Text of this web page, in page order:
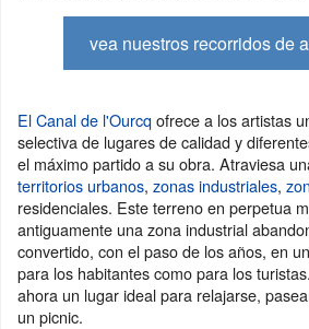
vea nuestros recorridos de
El Canal de l'Ourcqofrece a los artistas
selectiva de lugares de calidad y
el máximo partido a su obra. Atraviesa
territorios urbanos, zonas industriales,
residenciales. Este terreno en perpetua
antiguamente una zona industrial
convertido, con el paso de los años, en
para los habitantes como para los
ahora un lugar ideal para relajarse,
un picnic.